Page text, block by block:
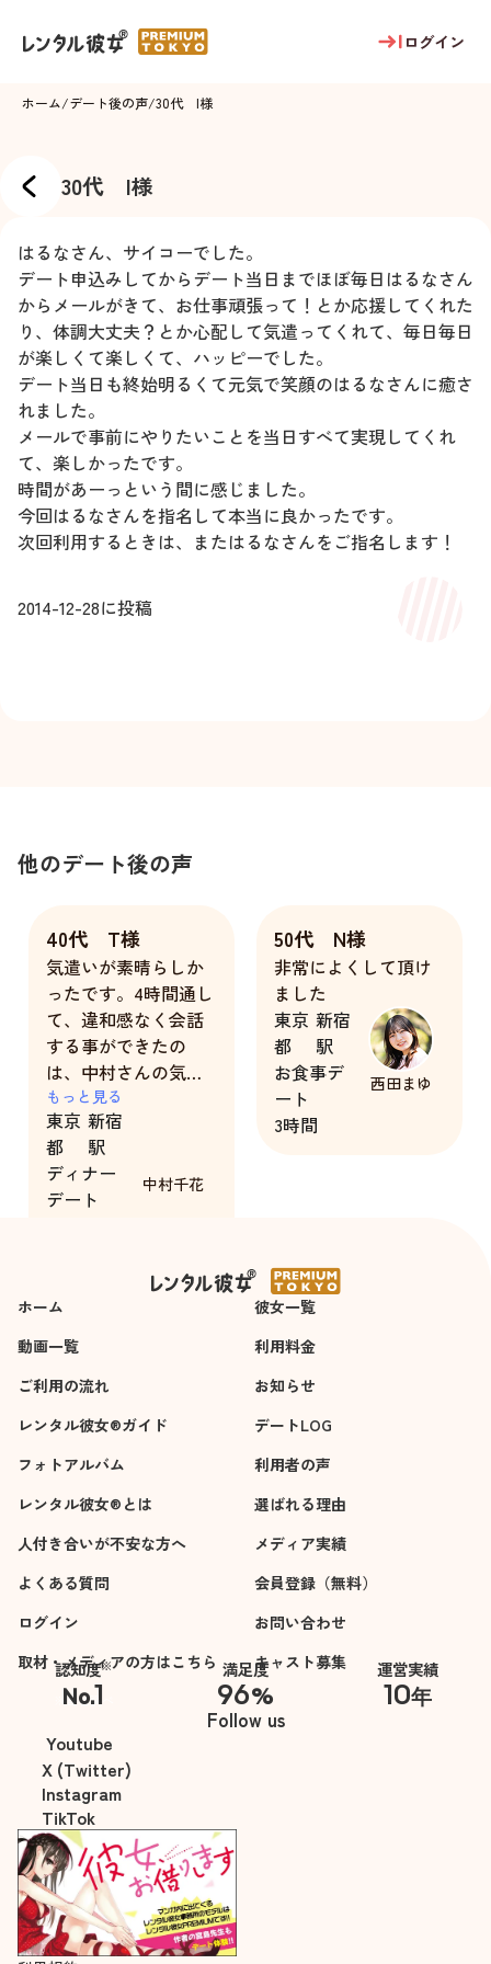
ログイン
ホーム/デート後の声/30代 I様
30代 I様
はるなさん、サイコーでした。
デート申込みしてからデート当日までほぼ毎日はるなさん
からメールがきて、お仕事頑張って！とか応援してくれた
り、体調大丈夫？とか心配して気遣ってくれて、毎日毎日
が楽しくて楽しくて、ハッピーでした。
デート当日も終始明るくて元気で笑顔のはるなさんに癒さ
れました。
メールで事前にやりたいことを当日すべて実現してくれ
て、楽しかったです。
時間があーっという間に感じました。
今回はるなさんを指名して本当に良かったです。
次回利用するときは、またはるなさんをご指名します！
2014-12-28に投稿
他のデート後の声
40代 T様
気遣いが素晴らしか
ったです。4時間通し
て、違和感なく会話
する事ができたの
は、中村さんの気遣
かいのお陰だと思い
ます。
もっと見る
東京
都
新宿
駅
ディナー
デート
中村千花
50代 N様
非常によくして頂け
ました
東京
都
新宿
駅
お食事デ
ート
3時間
西田まゆ
ホーム
彼女一覧
動画一覧
利用料金
ご利用の流れ
お知らせ
レンタル彼女®ガイド
デートLOG
フォトアルバム
利用者の声
レンタル彼女®とは
選ばれる理由
人付き合いが不安な方へ
メディア実績
よくある質問
会員登録（無料）
ログイン
お問い合わせ
取材・メディアの方はこちら
キャスト募集
認知度※
No.1
※自社調べ
満足度
96%
運営実績
10年
Follow us
Youtube
X (Twitter)
Instagram
TikTok